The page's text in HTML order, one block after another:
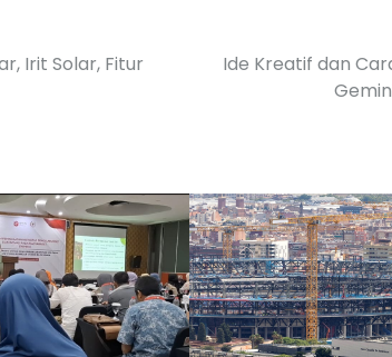
Irit Solar, Fitur
Ide Kreatif dan